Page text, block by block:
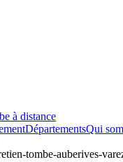
à distance
DépartementsQui
tombe-auberives-